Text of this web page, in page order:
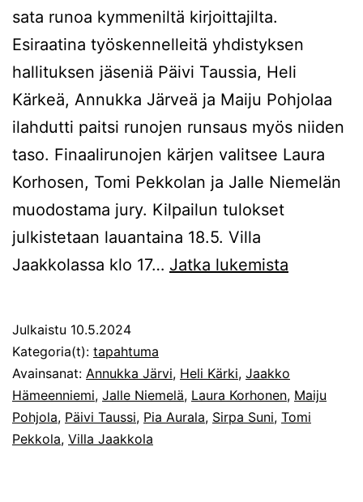
sata runoa kymmeniltä kirjoittajilta.
Esiraatina työskennelleitä yhdistyksen
hallituksen jäseniä Päivi Taussia, Heli
Kärkeä, Annukka Järveä ja Maiju Pohjolaa
ilahdutti paitsi runojen runsaus myös niiden
taso. Finaalirunojen kärjen valitsee Laura
Korhosen, Tomi Pekkolan ja Jalle Niemelän
muodostama jury. Kilpailun tulokset
julkistetaan lauantaina 18.5. Villa
Jaakkolassa klo 17… Jatka lukemista
18.5.
Julkaistu 10.5.2024
Kategoria(t): tapahtuma
Avainsanat: Annukka Järvi, Heli Kärki, Jaakko
Hämeenniemi, Jalle Niemelä, Laura Korhonen, Maiju
Pohjola, Päivi Taussi, Pia Aurala, Sirpa Suni, Tomi
Pekkola, Villa Jaakkola